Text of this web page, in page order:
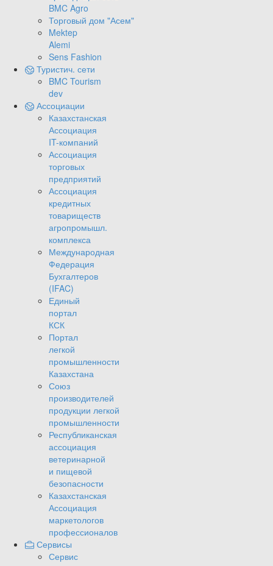
BMC Agro
Торговый дом "Асем"
Mektep
Alemi
Sens Fashion
Туристич. сети
BMC Tourism
dev
Ассоциации
Казахстанская
Ассоциация
IT-компаний
Ассоциация
торговых
предприятий
Ассоциация
кредитных
товариществ
агропромышл.
комплекса
Международная
Федерация
Бухгалтеров
(IFAC)
Единый
портал
КСК
Портал
легкой
промышленности
Казахстана
Союз
производителей
продукции легкой
промышленности
Республиканская
ассоциация
ветеринарной
и пищевой
безопасности
Казахстанская
Ассоциация
маркетологов
профессионалов
Сервисы
Сервис